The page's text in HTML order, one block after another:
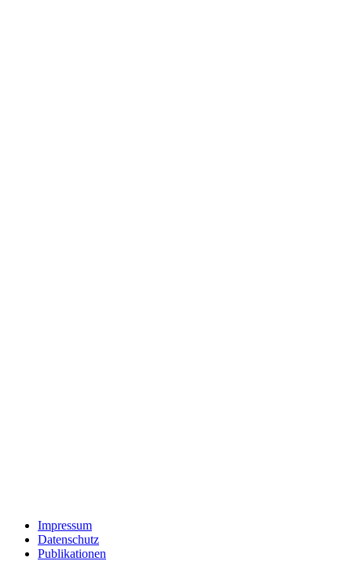
Impressum
Datenschutz
Publikationen